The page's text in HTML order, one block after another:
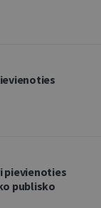
pievienoties
publisko